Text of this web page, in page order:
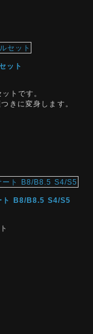
ット
トです。
きに変身します。
ト B8/B8.5 S4/S5